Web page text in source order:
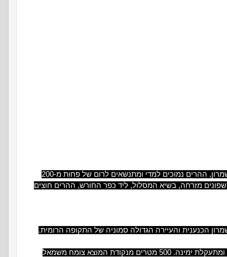
מסלול הטיול עובר בהרי הגליל התחתון, המשקיפים על עמק יזרעאל. במערב, ליד תל שמרון, ההרים נמוכים למדי ומתנשאים לרום של פחות מ-200
מזרחה, בשיא המסלול, ליד כפר החורש, ההרים חוצים
הכנענית והעיירה הגדולה סמוניה של התקופה הרומית.
משלט ההסבר על מסלולי האופניים נרכוב צפונה, על פי הסימון האדום. הדרך חוצה גיא ומתעקלת ימינה. 500 מטרים מנקודת המוצא צומח משמאל